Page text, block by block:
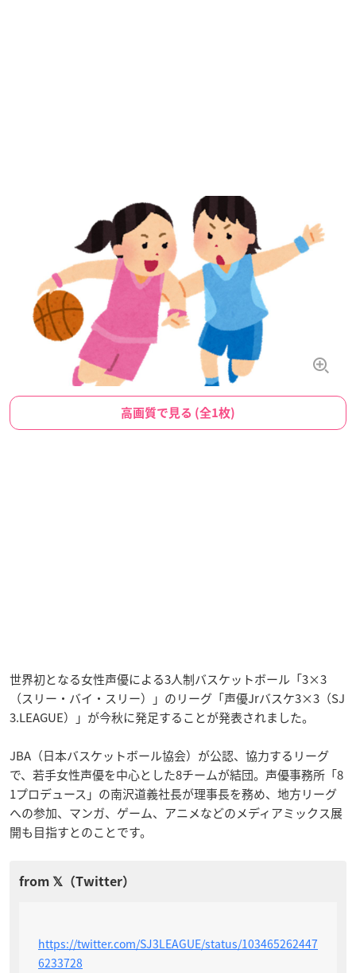
高画質で見る (全1枚)
世界初となる女性声優による3人制バスケットボール「3×3
（スリー・バイ・スリー）」のリーグ「声優Jrバスケ3×3（SJ
3.LEAGUE）」が今秋に発足することが発表されました。
JBA（日本バスケットボール協会）が公認、協力するリーグ
で、若手女性声優を中心とした8チームが結団。声優事務所「8
1プロデュース」の南沢道義社長が理事長を務め、地方リーグ
への参加、マンガ、ゲーム、アニメなどのメディアミックス展
開も目指すとのことです。
https://twitter.com/SJ3LEAGUE/status/103465262447
6233728